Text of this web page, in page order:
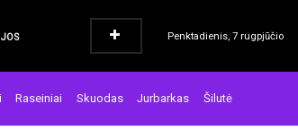
Penktadienis, 7 rugpjūčio
Raseiniai Skuodas Jurbarkas Šilutė